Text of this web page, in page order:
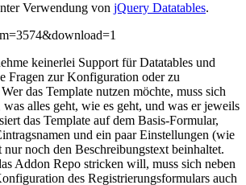
Verwendung von jQuery Datatables.
keinerlei Support für Datatables und
Fragen zur Konfiguration oder zu
das Template nutzen möchte, muss sich
was alles geht, wie es geht, und was er jeweils
das Template auf dem Basis-Formular,
und ein paar Einstellungen (wie
noch den Beschreibungstext beinhaltet.
Addon Repo stricken will, muss sich neben
des Registrierungsformulars auch